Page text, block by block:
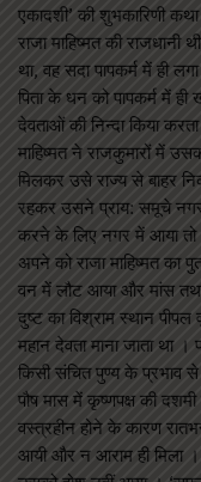
एकादशी’ की शुभकारिणी
राजा माहिष्मत की राजधानी
था, वह सदा पापकर्म में ही
पिता के धन को पापकर्म में ही
देवताओं की निन्दा किया
माहिष्मत ने राजकुमारों में
मिलकर उसे राज्य से बाहर
रहकर उसने प्राय: समूचे
करने के लिए नगर में आया तो
अपने को राजा माहिष्मत का
वन में लौट आया और मांस
दुष्ट का विश्राम स्थान पीपल
महान देवता माना जाता था
किसी संचित पुण्य के प्रभाव से
पौष मास में कृष्णपक्ष की
वस्त्रहीन होने के कारण
आयी और न आराम ही मिला ।